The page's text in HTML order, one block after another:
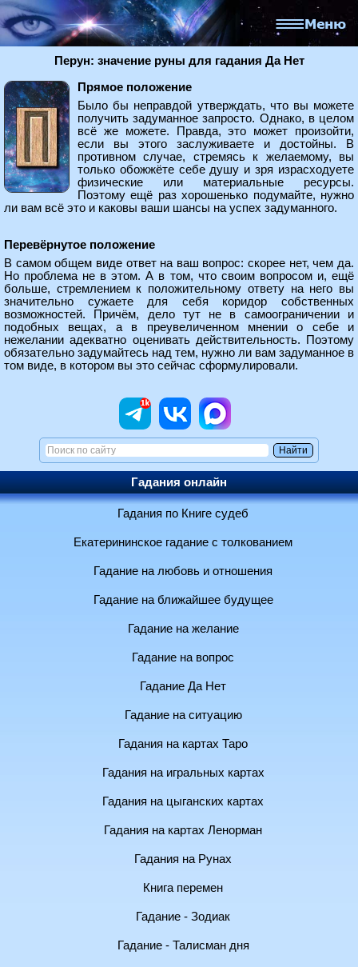
Перун: значение руны для гадания Да Нет
Прямое положение
Было бы неправдой утверждать, что вы можете
получить задуманное запросто. Однако, в целом
всё же можете. Правда, это может произойти,
если вы этого заслуживаете и достойны. В
противном случае, стремясь к желаемому, вы
только обожжёте себе душу и зря израсходуете
физические или материальные ресурсы.
Поэтому ещё раз хорошенько подумайте, нужно
ли вам всё это и каковы ваши шансы на успех задуманного.
Перевёрнутое положение
В самом общем виде ответ на ваш вопрос: скорее нет, чем да.
Но проблема не в этом. А в том, что своим вопросом и, ещё
больше, стремлением к положительному ответу на него вы
значительно сужаете для себя коридор собственных
возможностей. Причём, дело тут не в самоограничении и
подобных вещах, а в преувеличенном мнении о себе и
нежелании адекватно оценивать действительность. Поэтому
обязательно задумайтесь над тем, нужно ли вам задуманное в
том виде, в котором вы это сейчас сформулировали.
Гадания онлайн
Гадания по Книге судеб
Екатерининское гадание с толкованием
Гадание на любовь и отношения
Гадание на ближайшее будущее
Гадание на желание
Гадание на вопрос
Гадание Да Нет
Гадание на ситуацию
Гадания на картах Таро
Гадания на игральных картах
Гадания на цыганских картах
Гадания на картах Ленорман
Гадания на Рунах
Книга перемен
Гадание - Зодиак
Гадание - Талисман дня